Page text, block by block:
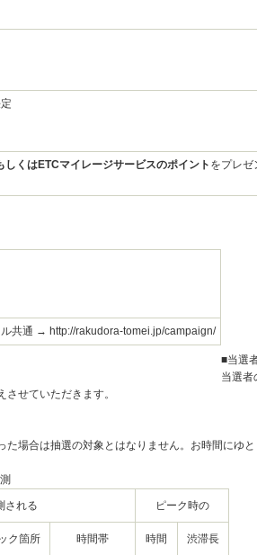
くはETCマイレージサービスのポイント をプレゼ
共通 → http://rakudora-tomei.jp/campaign/
■当選
当選者
せていただきます。
場合は抽選の対象とはなりません。お時間にゆ
される ピーク時の
ク箇所 時間帯 時間 渋滞長